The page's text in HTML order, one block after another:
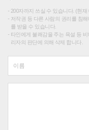
200자까지 쓰실 수 있습니다. (현재
저작권 등 다른 사람의 권리를 침
를 받을 수 있습니다.
타인에게 불쾌감을 주는 욕설 등
리자의 판단에 의해 삭제 합니다.